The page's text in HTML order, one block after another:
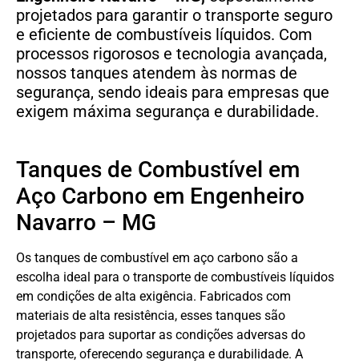
projetados para garantir o transporte seguro
e eficiente de combustíveis líquidos. Com
processos rigorosos e tecnologia avançada,
nossos tanques atendem às normas de
segurança, sendo ideais para empresas que
exigem máxima segurança e durabilidade.
Tanques de Combustível em
Aço Carbono em Engenheiro
Navarro – MG
Os tanques de combustível em aço carbono são a
escolha ideal para o transporte de combustíveis líquidos
em condições de alta exigência. Fabricados com
materiais de alta resistência, esses tanques são
projetados para suportar as condições adversas do
transporte, oferecendo segurança e durabilidade. A